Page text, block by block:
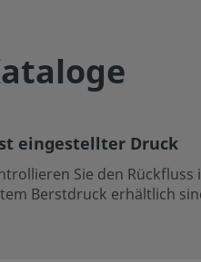
eingestellter Druck
Sie den
Berstdruck erhältlich